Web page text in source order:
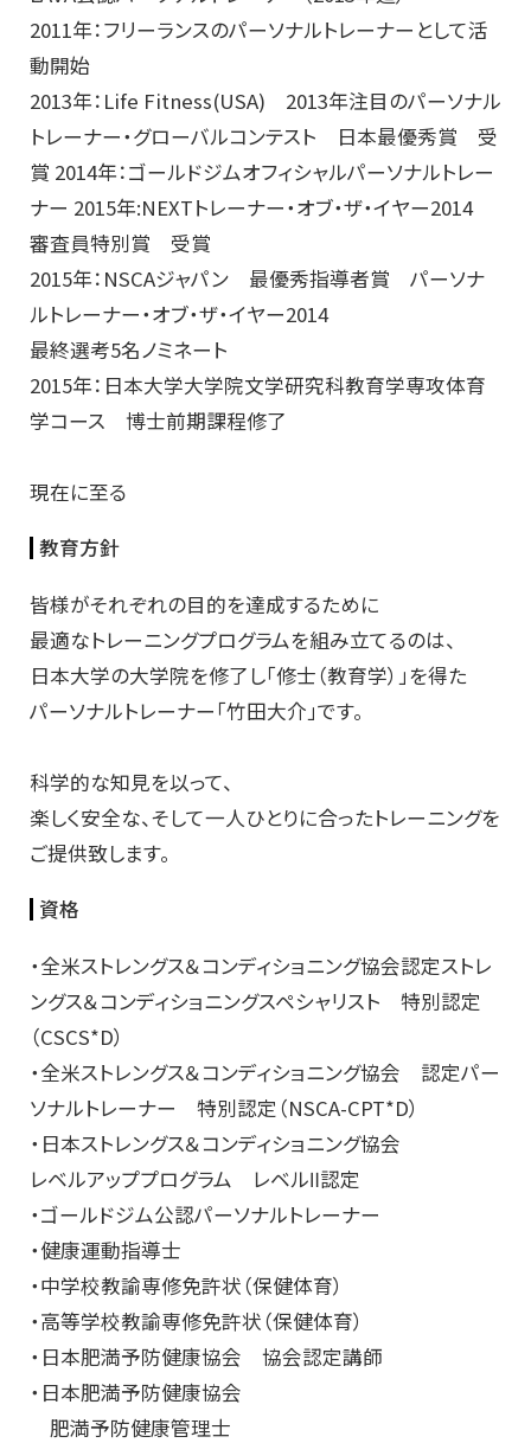
2011年：フリーランスのパーソナルトレーナーとして活
動開始
2013年：Life Fitness(USA) 2013年注目のパーソナル
トレーナー・グローバルコンテスト 日本最優秀賞 受
賞 2014年：ゴールドジムオフィシャルパーソナルトレー
ナー 2015年:NEXTトレーナー・オブ・ザ・イヤー2014
審査員特別賞 受賞
2015年：NSCAジャパン 最優秀指導者賞 パーソナ
ルトレーナー・オブ・ザ・イヤー2014
最終選考5名ノミネート
2015年：日本大学大学院文学研究科教育学専攻体育
学コース 博士前期課程修了
現在に至る
教育方針
皆様がそれぞれの目的を達成するために
最適なトレーニングプログラムを組み立てるのは、
日本大学の大学院を修了し「修士（教育学）」を得た
パーソナルトレーナー「竹田大介」です。
科学的な知見を以って、
楽しく安全な、そして一人ひとりに合ったトレーニングを
ご提供致します。
資格
・全米ストレングス＆コンディショニング協会認定ストレ
ングス＆コンディショニングスペシャリスト 特別認定
（CSCS*D）
・全米ストレングス＆コンディショニング協会 認定パー
ソナルトレーナー 特別認定（NSCA-CPT*D）
・日本ストレングス＆コンディショニング協会
レベルアッププログラム レベルⅡ認定
・ゴールドジム公認パーソナルトレーナー
・健康運動指導士
・中学校教諭専修免許状（保健体育）
・高等学校教諭専修免許状（保健体育）
・日本肥満予防健康協会 協会認定講師
・日本肥満予防健康協会
肥満予防健康管理士